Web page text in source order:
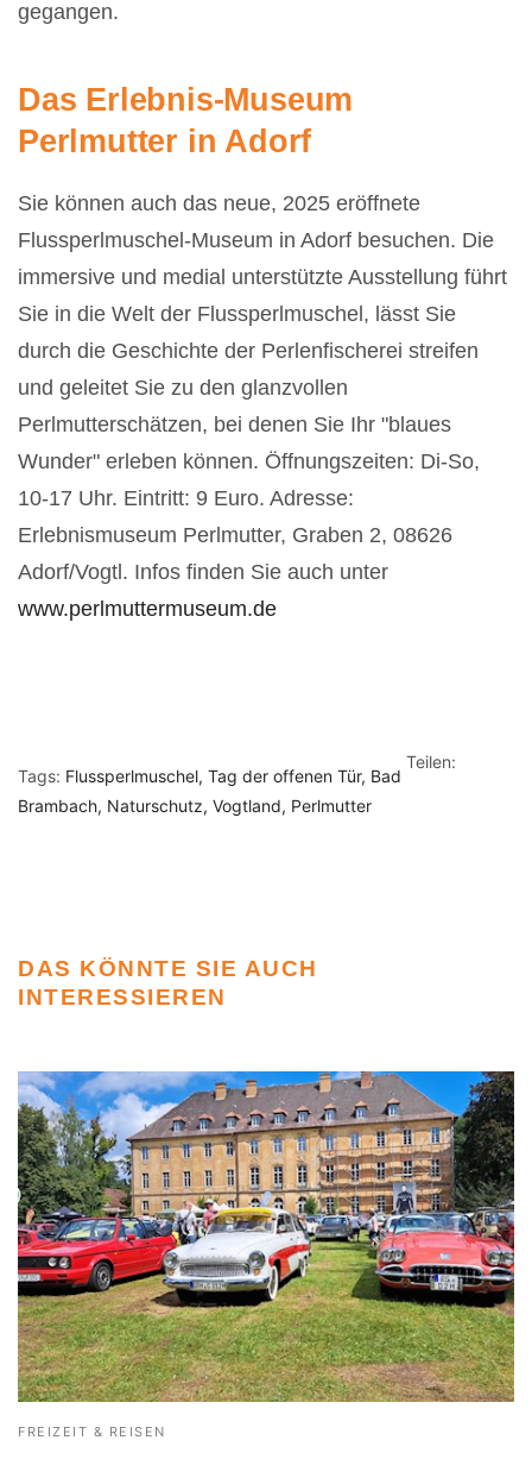
gegangen.
Das Erlebnis-Museum
Perlmutter in Adorf
Sie können auch das neue, 2025 eröffnete
Flussperlmuschel-Museum in Adorf besuchen. Die
immersive und medial unterstützte Ausstellung führt
Sie in die Welt der Flussperlmuschel, lässt Sie
durch die Geschichte der Perlenfischerei streifen
und geleitet Sie zu den glanzvollen
Perlmutterschätzen, bei denen Sie Ihr "blaues
Wunder" erleben können. Öffnungszeiten: Di-So,
10-17 Uhr. Eintritt: 9 Euro. Adresse:
Erlebnismuseum Perlmutter, Graben 2, 08626
Adorf/Vogtl. Infos finden Sie auch unter
www.perlmuttermuseum.de
Tags: Flussperlmuschel Tag der offenen Tür Bad
Brambach Naturschutz Vogtland Perlmutter
Teilen:
DAS KÖNNTE SIE AUCH
INTERESSIEREN
FREIZEIT & REISEN